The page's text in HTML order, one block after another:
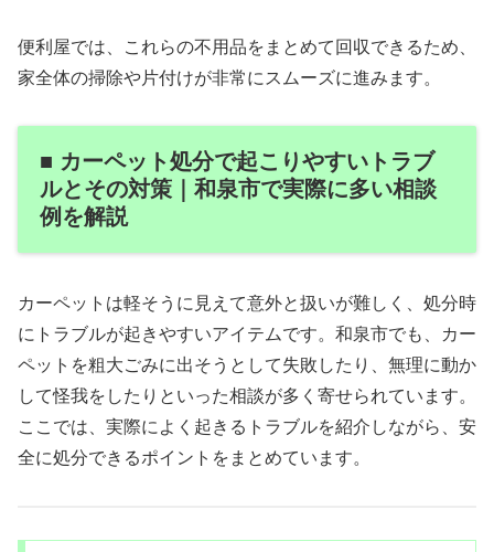
便利屋では、これらの不用品をまとめて回収できるため、
家全体の掃除や片付けが非常にスムーズに進みます。
■ カーペット処分で起こりやすいトラブ
ルとその対策｜和泉市で実際に多い相談
例を解説
カーペットは軽そうに見えて意外と扱いが難しく、処分時
にトラブルが起きやすいアイテムです。和泉市でも、カー
ペットを粗大ごみに出そうとして失敗したり、無理に動か
して怪我をしたりといった相談が多く寄せられています。
ここでは、実際によく起きるトラブルを紹介しながら、安
全に処分できるポイントをまとめています。